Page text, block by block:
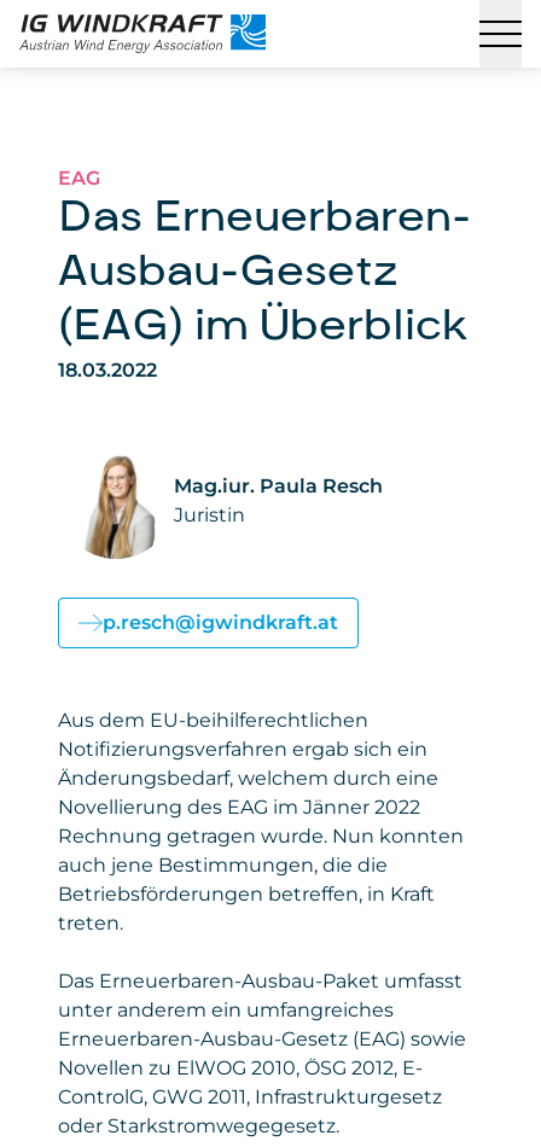
EAG
Das Erneuerbaren-
Ausbau-Gesetz
(EAG) im Überblick
18.03.2022
Mag.iur. Paula Resch
Juristin
p.resch@igwindkraft.at
Aus dem EU-beihilferechtlichen
Notifizierungsverfahren ergab sich ein
Änderungsbedarf, welchem durch eine
Novellierung des EAG im Jänner 2022
Rechnung getragen wurde. Nun konnten
auch jene Bestimmungen, die die
Betriebsförderungen betreffen, in Kraft
treten.
Das Erneuerbaren-Ausbau-Paket umfasst
unter anderem ein umfangreiches
Erneuerbaren-Ausbau-Gesetz (EAG) sowie
Novellen zu ElWOG 2010, ÖSG 2012, E-
ControlG, GWG 2011, Infrastrukturgesetz
oder Starkstromwegegesetz.